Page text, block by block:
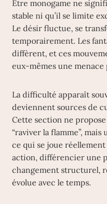
Être monogame ne
stable ni qu’il se limite
Le désir fluctue, se
temporairement. Les
diffèrent, et ces
eux-mêmes une menace
La difficulté apparaît
deviennent sources de
Cette section ne
“raviver la flamme”,
ce qui se joue
action, différencier une
changement structurel,
évolue avec le temps.